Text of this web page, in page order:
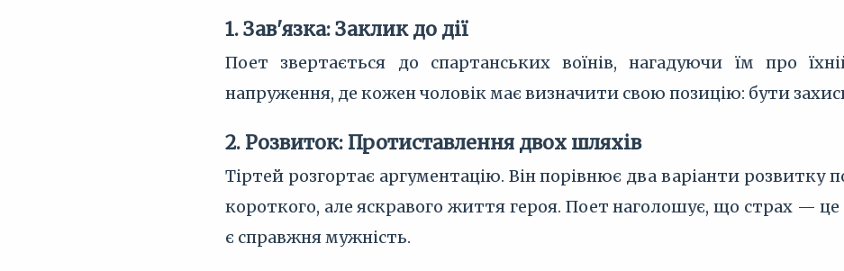
1. Зав'язка: Заклик до дії
Поет звертається до спартанських воїнів, нагадуючи їм про
напруження, де кожен чоловік має визначити свою позицію: бути
2. Розвиток: Протиставлення двох шляхів
Тіртей розгортає аргументацію. Він порівнює два варіанти розвитку
короткого, але яскравого життя героя. Поет наголошує, що страх —
є справжня мужність.